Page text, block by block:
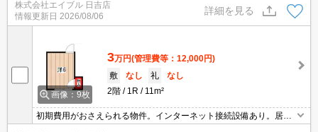
なし。仲介手数料家賃の55%。初期費用・家賃カード払い可。
株式会社エイブル 日吉店
情報更新日 2026/08/06
詳細を見る
画像：9枚
3万円(管理費等：12,000円)
敷
なし 礼
なし
2階
1R 11m²
初期費用がおさえられる物件。インターネット接続設備あり。居室